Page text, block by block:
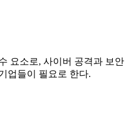
요소로, 사이버 공격과 보안
업들이 필요로 한다.